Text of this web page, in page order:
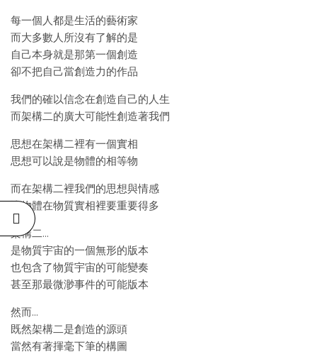
每一個人都是生活的藝術家
而大多數人所沒有了解的是
自己本身就是那第一個創造
卻不把自己當創造力的作品
我們的確以信念在創造自己的人生
而架構二的廣大可能性創造著我們
思想在架構二裡有一個實相
思想可以說是物體的相等物
而在架構二裡我們的思想與情感
比物體在物質實相裡要重要得多
架構二…
是物質宇宙的一個無形的版本
也包含了物質宇宙的可能變奏
甚至那最微渺事件的可能版本
然而…
既然架構二是創造的源頭
當然有著揮毫下筆的構圖